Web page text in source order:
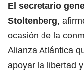
El secretario
Stoltenberg,
ocasión de la
Alianza Atlántica
apoyar la libertad